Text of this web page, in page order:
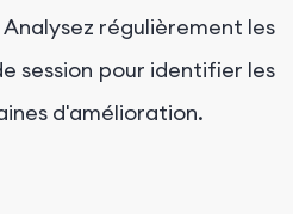
Analysez régulièrement les
session pour identifier les
d'amélioration.